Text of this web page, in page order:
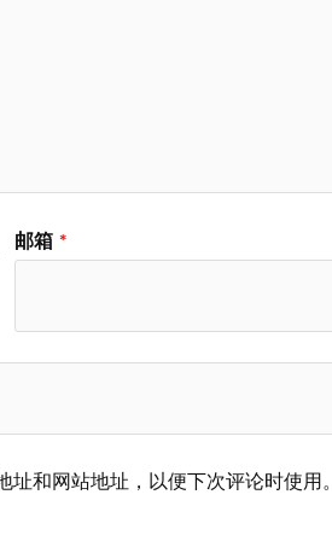
邮箱 *
和网站地址，以便下次评论时使用。